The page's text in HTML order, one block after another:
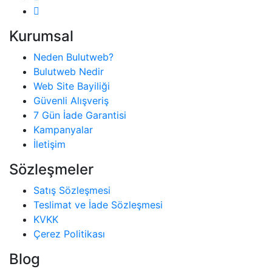
Kurumsal
Neden Bulutweb?
Bulutweb Nedir
Web Site Bayiliği
Güvenli Alışveriş
7 Gün İade Garantisi
Kampanyalar
İletişim
Sözleşmeler
Satış Sözleşmesi
Teslimat ve İade Sözleşmesi
KVKK
Çerez Politikası
Blog